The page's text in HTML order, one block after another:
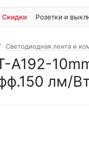
Скидки Розетки и
Светодиодная лента и
A192-
лм/